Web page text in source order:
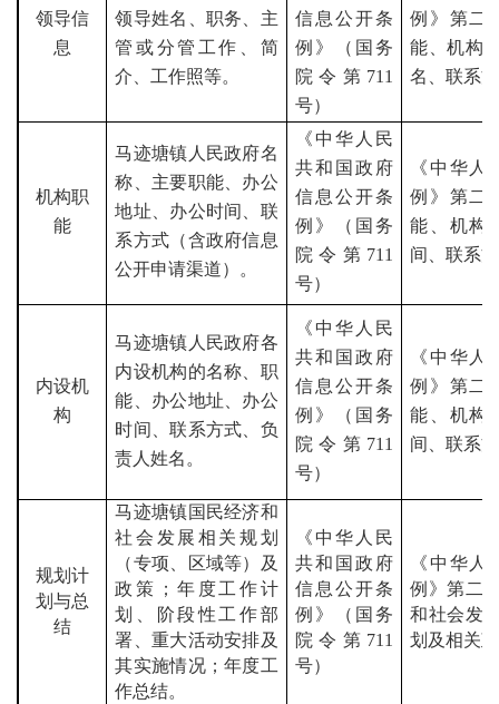
领导信
息
领导姓名、职务、主
管或分管工作、简
介、工作照等。
信息公开条
例》（国务
院令第 711
号）
例》第二
能、机构
名、联系
机构职
能
马迹塘镇人民政府名
称、主要职能、办公
地址、办公时间、联
系方式（含政府信息
公开申请渠道）。
《中华人民
共和国政府
信息公开条
例》（国务
院令第 711
号）
《中华
例》第二
能、机构
间、联系
内设机
构
马迹塘镇人民政府各
内设机构的名称、职
能、办公地址、办公
时间、联系方式、负
责人姓名。
《中华人民
共和国政府
信息公开条
例》（国务
院令第 711
号）
《中华
例》第二
能、机构
间、联系
规划计
划与总
结
马迹塘镇国民经济和
社会发展相关规划
（专项、区域等）及
政策；年度工作计
划、阶段性工作部
署、重大活动安排及
其实施情况；年度工
作总结。
《中华人民
共和国政府
信息公开条
例》（国务
院令第 711
号）
《中华
例》第二
和社会发
划及相关